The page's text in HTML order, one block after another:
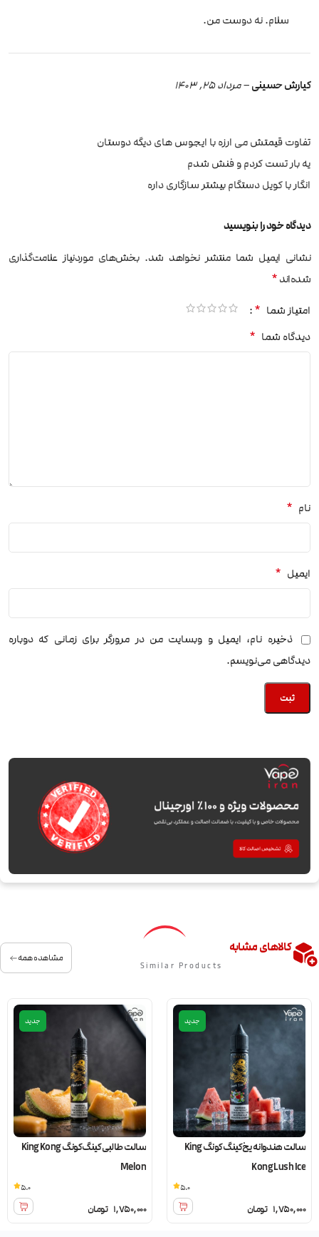
سلام. نه دوست من.
کیارش حسینی– مرداد 25, 1403
تفاوت قیمتش می ارزه با ایجوس های دیگه دوستان
یه بار تست کردم و فنش شدم
انگار با کویل دستگام بیشتر سازگاری داره
دیدگاه خود را بنویسید
نشانی ایمیل شما منتشر نخواهد شد. بخش‌های موردنیاز علامت‌گذاری
شده‌اند*
امتیاز شما *
دیدگاه شما *
نام *
ایمیل *
ذخیره نام، ایمیل و وبسایت من در مرورگر برای زمانی که دوباره
دیدگاهی می‌نویسم.
کالاهای مشابه
Similar Products
مشاهده همه
جدید
سالت هندوانه یخ کینگ کونگ King
Kong Lush Ice
1,750,000 تومان
5.0
جدید
سالت طالبی کینگ کونگ King Kong
Melon
1,750,000 تومان
5.0